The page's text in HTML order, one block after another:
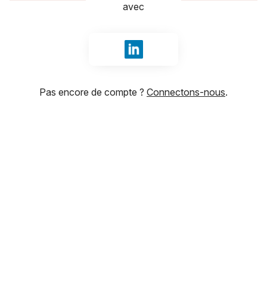
avec
Se connecter avec LinkedIn
Pas encore de compte ? Connectons-nous.